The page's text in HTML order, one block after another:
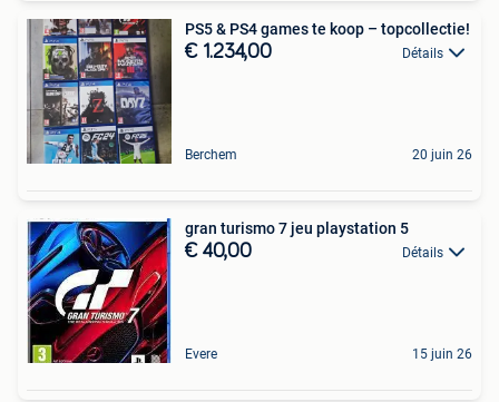
PS5 & PS4 games te koop – topcollectie!
€ 1.234,00 Détails
Berchem 20 juin 26
gran turismo 7 jeu playstation 5
€ 40,00 Détails
Evere 15 juin 26